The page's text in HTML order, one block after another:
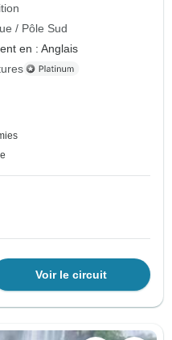
/ Pôle Sud
en : Anglais
Voir le circuit